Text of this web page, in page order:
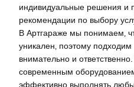
индивидуальные решения и
рекомендации по выбору
В Артгараже мы понимаем‚
уникален‚ поэтому
внимательно и
современным
эффективно выполнять